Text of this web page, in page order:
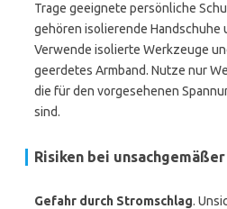
Trage geeignete persönliche
gehören isolierende Handschuhe
Verwende isolierte Werkzeuge
geerdetes Armband. Nutze nur
die für den vorgesehenen
sind.
Risiken bei
Gefahr durch Stromschlag.